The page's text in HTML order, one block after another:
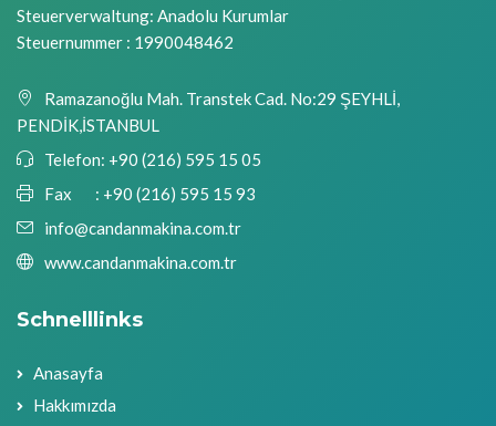
Steuerverwaltung: Anadolu Kurumlar
Steuernummer : 1990048462
Ramazanoğlu Mah. Transtek Cad. No:29 ŞEYHLİ,
PENDİK,İSTANBUL
Telefon: +90 (216) 595 15 05
Fax : +90 (216) 595 15 93
info@candanmakina.com.tr
www.candanmakina.com.tr
Schnelllinks
Anasayfa
Hakkımızda